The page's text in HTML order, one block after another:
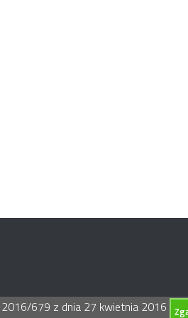
679 z dnia 27 kwietnia 2016 r.